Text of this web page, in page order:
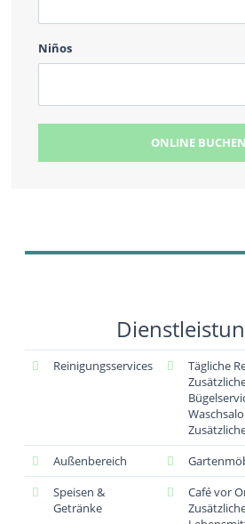
Niños
ONLINE BUCHEN
Reinigungsservices
Tägliche
Außenbereich
Speisen &
Getränke
Café vor